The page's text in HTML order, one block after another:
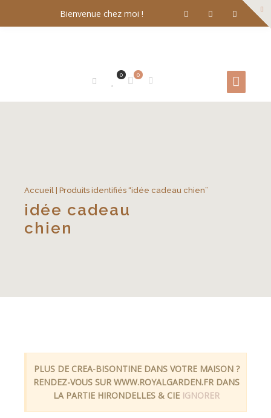
Bienvenue chez moi !
0
0
Accueil | Produits identifiés “idée cadeau chien”
idée cadeau
chien
PLUS DE CREA-BISONTINE DANS VOTRE MAISON ?
RENDEZ-VOUS SUR WWW.ROYALGARDEN.FR DANS
LA PARTIE HIRONDELLES & CIE IGNORER